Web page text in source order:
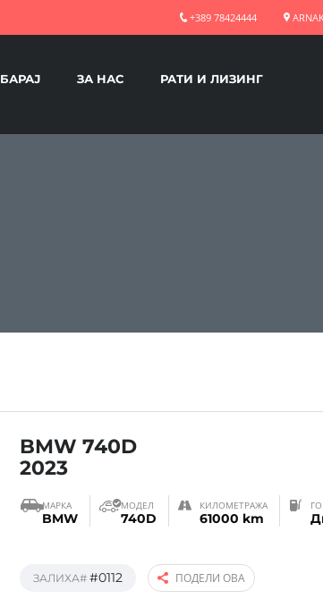
+389 78424444
БАРАЈ ЗА НАС РАТИ И ЛИЗИНГ
BMW 740D
2023
МАРКА
BMW
МОДЕЛ
740D
КИЛОМЕТРАЖА
61000 km
ЗАЛИХА# #0112 ПОДЕЛИ ОВА